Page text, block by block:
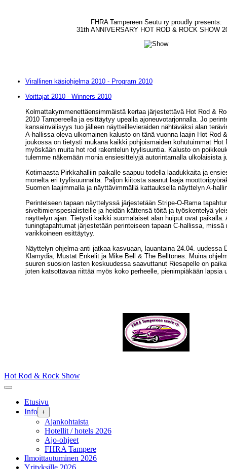
FHRA Tampereen Seutu ry proudly presents:
31th ANNIVERSARY HOT ROD & ROCK SHOW
Virallinen käsiohjelma 2010 - Program 2010
Voittajat 2010 - Winners 2010
Kolmattakymmenettäensimmäistä kertaa järjestettävä Hot Rod &
2010 Tampereella ja esittäytyy upealla ajoneuvotarjonnalla. Jo
kansainvälisyys tuo jälleen näytteillevieraiden nähtäväksi alan
A-hallissa oleva ulkomainen kalusto on tänä vuonna laajin Hot Rod
joukossa on tietysti mukana kaikki pohjoismaiden kohutuimmat Hot
myöskään muita hot rod rakentelun tyylisuuntia. Kalusto on
tulemme näkemään monia ensiesittelyjä autorintamalla ulkolaisista
Kotimaasta Pirkkahalliin paikalle saapuu todella laadukkaita ja
monelta eri tyylisuunnalta. Paljon kiitosta saanut laaja
Suomen laajimmalla ja näyttävimmällä kattauksella näyttelyn A-
Perinteiseen tapaan näyttelyssä järjestetään Stripe-O-Rama
siveltimienspesialisteille ja heidän kättensä töitä ja työskentelyä
näyttelyn ajan. Tietysti kaikki suomalaiset alan huiput ovat paikalla.
tuningtapahtumat järjestetään perinteiseen tapaan C-hallissa,
varikkoineen esittäytyy.
Näyttelyn ohjelma-anti jatkaa kasvuaan, lauantaina 24.04. uudessa
Klamydia, Mustat Enkelit ja Mike Bell & The Belltones. Muina
suuren suosion lasten keskuudessa saavuttanut Riesapelle on
joten katsottavaa riittää myös koko perheelle, pienimpiäkään lapsia
Skip
to
Hot Rod & Rock Show
Etusivu
Info +
Ajankohtaista
Hotellit / hotels 2026
Ajo-ohjeet
FHRA Tampere
Ilmoittautuminen 2026
Yrityksille 2026